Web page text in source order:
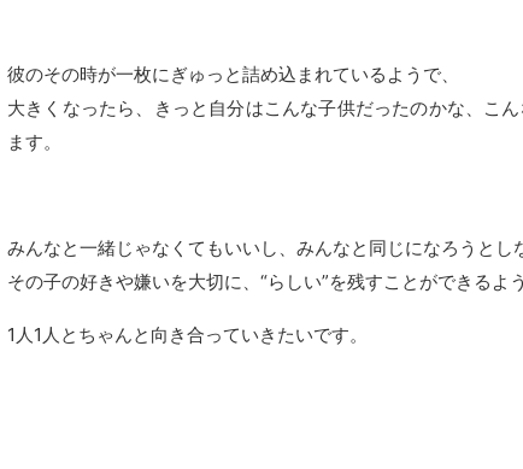
彼のその時が一枚にぎゅっと詰め込まれているようで、
大きくなったら、きっと自分はこんな子供だったのかな、こ
ます。
みんなと一緒じゃなくてもいいし、みんなと同じになろうとし
その子の好きや嫌いを大切に、“らしい”を残すことができるよう
1人1人とちゃんと向き合っていきたいです。